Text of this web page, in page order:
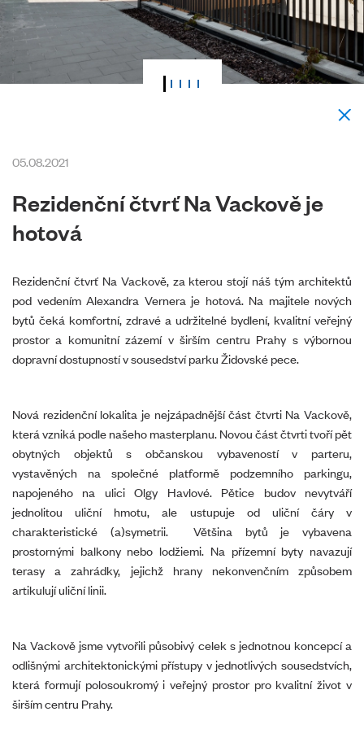
05.08.2021
Rezidenční čtvrť Na Vackově je
hotová
Rezidenční čtvrť Na Vackově, za kterou stojí náš tým architektů
pod vedením Alexandra Vernera je hotová. Na majitele nových
bytů čeká komfortní, zdravé a udržitelné bydlení, kvalitní veřejný
prostor a komunitní zázemí v širším centru Prahy s výbornou
dopravní dostupností v sousedství parku Židovské pece.
Nová rezidenční lokalita je nejzápadnější část čtvrti Na Vackově,
která vzniká podle našeho masterplanu. Novou část čtvrti tvoří pět
obytných objektů s občanskou vybaveností v parteru,
vystavěných na společné platformě podzemního parkingu,
napojeného na ulici Olgy Havlové. Pětice budov nevytváří
jednolitou uliční hmotu, ale ustupuje od uliční čáry v
charakteristické (a)symetrii. Většina bytů je vybavena
prostornými balkony nebo lodžiemi. Na přízemní byty navazují
terasy a zahrádky, jejichž hrany nekonvenčním způsobem
artikulují uliční linii.
Na Vackově jsme vytvořili působivý celek s jednotnou koncepcí a
odlišnými architektonickými přístupy v jednotlivých sousedstvích,
která formují polosoukromý i veřejný prostor pro kvalitní život v
širším centru Prahy.